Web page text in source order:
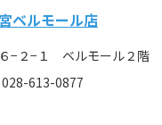
ベルモール店
−２−１ ベルモール２階
028-613-0877